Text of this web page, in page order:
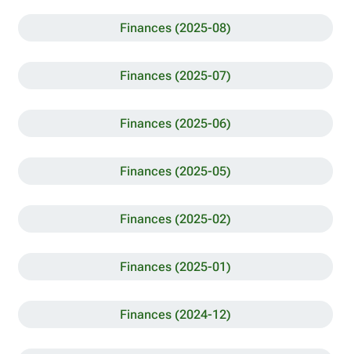
Finances (2025-08)
Finances (2025-07)
Finances (2025-06)
Finances (2025-05)
Finances (2025-02)
Finances (2025-01)
Finances (2024-12)